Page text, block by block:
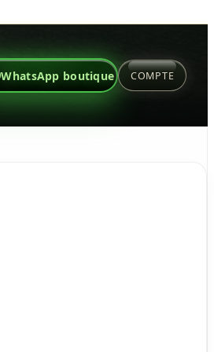
WhatsApp boutique COMPTE